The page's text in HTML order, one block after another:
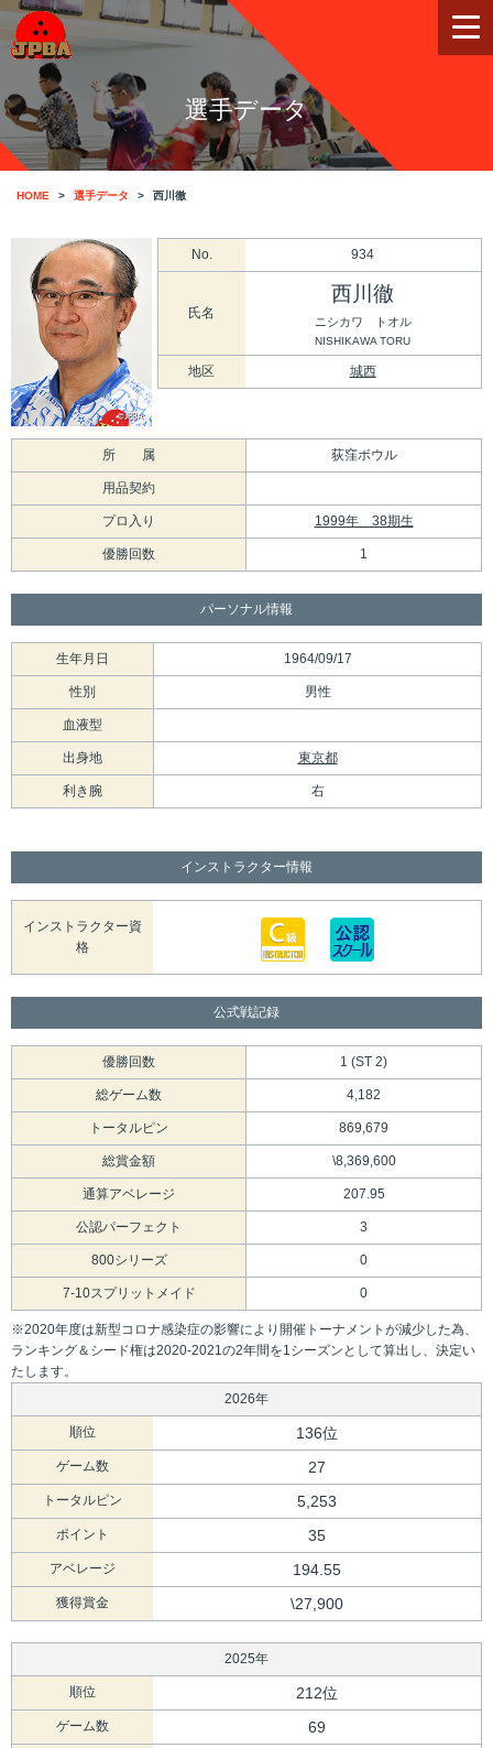
選手データ
HOME 選手データ 西川徹
No. 934
氏名
西川徹
ニシカワ トオル
NISHIKAWA TORU
地区 城西
所 属 荻窪ボウル
用品契約
プロ入り 1999年 38期生
優勝回数 1
パーソナル情報
生年月日 1964/09/17
性別 男性
血液型
出身地 東京都
利き腕 右
インストラクター情報
インストラクター資
格
公式戦記録
優勝回数 1 (ST 2)
総ゲーム数 4,182
トータルピン 869,679
総賞金額 \8,369,600
通算アベレージ 207.95
公認パーフェクト 3
800シリーズ 0
7-10スプリットメイド 0
※2020年度は新型コロナ感染症の影響により開催トーナメントが減少した為、
ランキング＆シード権は2020-2021の2年間を1シーズンとして算出し、決定い
たします。
2026年
順位 136位
ゲーム数 27
トータルピン 5,253
ポイント 35
アベレージ 194.55
獲得賞金 \27,900
2025年
順位 212位
ゲーム数 69